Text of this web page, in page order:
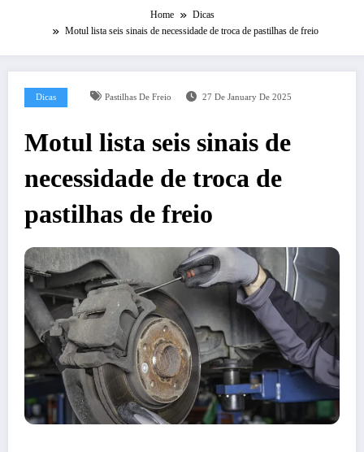
Home
Dicas
Motul lista seis sinais de necessidade de troca de pastilhas de freio
Dicas Pastilhas De Freio 27 De January De 2025
Motul lista seis sinais de
necessidade de troca de
pastilhas de freio